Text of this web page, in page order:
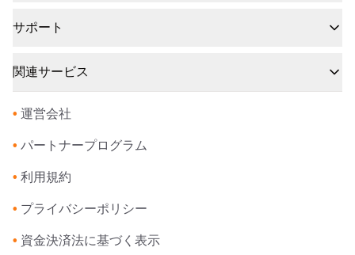
サポート
関連サービス
• 運営会社
• パートナープログラム
• 利用規約
• プライバシーポリシー
• 資金決済法に基づく表示